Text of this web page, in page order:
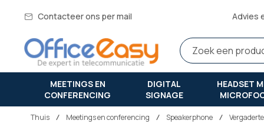
Contacteer ons per mail Advies
MEETINGS EN
CONFERENCING
DIGITAL
SIGNAGE
HEADSET
Thuis meetings en conferencing Speakerphone